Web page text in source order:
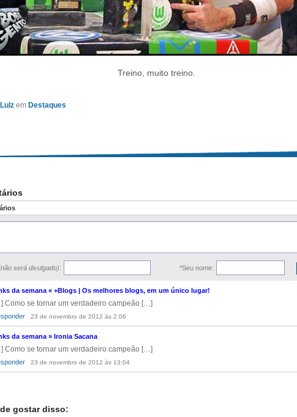
Treino, muito treino.
em Destaques
será divulgado): *Seu nome:
da semana « +Blogs | Os melhores blogs, em um único lugar!
23 de novembro de 2012 às 2:06
Como se tornar um verdadeiro campeão […]
da semana » Ironia Sacana
23 de novembro de 2012 às 13:04
Como se tornar um verdadeiro campeão […]
gostar disso: